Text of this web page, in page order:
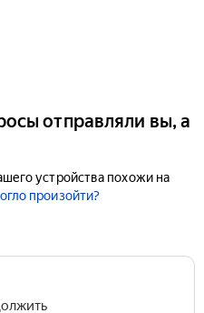
отправляли вы, а
устройства похожи на
произойти?